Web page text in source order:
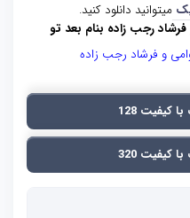
میتوانید دانلود کنید.
رجب زاده بنام بعد تو
و فرشاد رجب زاده
کیفیت 128
کیفیت 320